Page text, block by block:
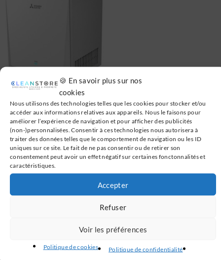
🍪 En savoir plus sur nos
cookies
Nous utilisons des technologies telles que les cookies pour stocker et/ou
accéder aux informations relatives aux appareils. Nous le faisons pour
améliorer l’expérience de navigation et pour afficher des publicités
(non-)personnalisées. Consentir à ces technologies nous autorisera à
traiter des données telles que le comportement de navigation ou les ID
uniques sur ce site. Le fait de ne pas consentir ou de retirer son
consentement peut avoir un effet négatif sur certaines fonctonnalités et
caractéristiques.
Accepter
Refuser
Voir les préférences
Politique de cookies Politique de confidentialité
Sèche-Mains Mitsubishi Jet
Towel Smart Blanc ou Gris
954.00€
892.80€TTC
Choix des options
Abattant WC Japonais